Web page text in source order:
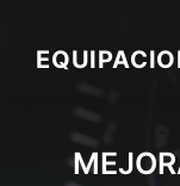
content